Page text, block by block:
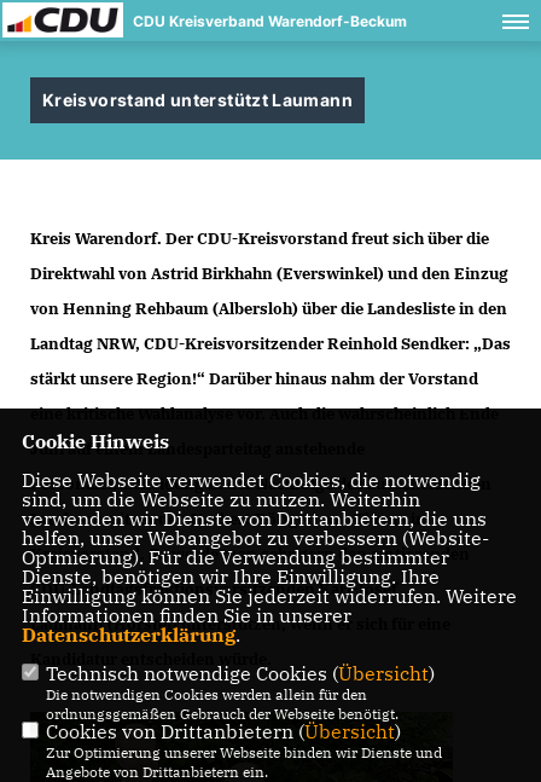
CDU Kreisverband Warendorf-Beckum
Kreisvorstand unterstützt Laumann
Kreis Warendorf. Der CDU-Kreisvorstand freut sich über die
Direktwahl von Astrid Birkhahn (Everswinkel) und den Einzug
von Henning Rehbaum (Albersloh) über die Landesliste in den
Landtag NRW, CDU-Kreisvorsitzender Reinhold Sendker: „Das
stärkt unsere Region!“ Darüber hinaus nahm der Vorstand
eine kritische Wahlanalyse vor. Auch die wahrscheinlich Ende
Juni auf einem Landesparteitag anstehende
Personalentscheidung in der Nachfolge des ausscheidenden
Landesvorsitzenden Norbert Röttgen war Thema im
Kreisvorstand. So werde man sehr gern den amtierenden
CDU-Landtagsfraktionsvorsitzenden Karl-Josef
Laumann (Hörstel) unterstützen, wenn er sich für eine
Kandidatur entscheiden würde.
Cookie Hinweis
Diese Webseite verwendet Cookies, die notwendig
sind, um die Webseite zu nutzen. Weiterhin
verwenden wir Dienste von Drittanbietern, die uns
helfen, unser Webangebot zu verbessern (Website-
Optmierung). Für die Verwendung bestimmter
Dienste, benötigen wir Ihre Einwilligung. Ihre
Einwilligung können Sie jederzeit widerrufen. Weitere
Informationen finden Sie in unserer
Datenschutzerklärung.
Technisch notwendige Cookies (Übersicht)
Die notwendigen Cookies werden allein für den
ordnungsgemäßen Gebrauch der Webseite benötigt.
Cookies von Drittanbietern (Übersicht)
Zur Optimierung unserer Webseite binden wir Dienste und
Angebote von Drittanbietern ein.